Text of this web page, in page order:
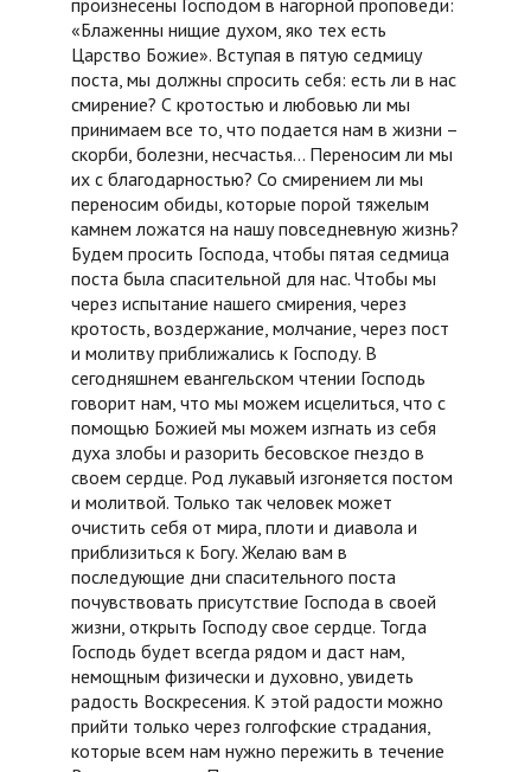
«Блаженны нищие духом, яко тех есть
Царство Божие». Вступая в пятую седмицу
поста, мы должны спросить себя: есть ли в нас
смирение? С кротостью и любовью ли мы
принимаем все то, что подается нам в жизни –
скорби, болезни, несчастья… Переносим ли мы
их с благодарностью? Со смирением ли мы
переносим обиды, которые порой тяжелым
камнем ложатся на нашу повседневную жизнь?
Будем просить Господа, чтобы пятая седмица
поста была спасительной для нас. Чтобы мы
через испытание нашего смирения, через
кротость, воздержание, молчание, через пост
и молитву приближались к Господу. В
сегодняшнем евангельском чтении Господь
говорит нам, что мы можем исцелиться, что с
помощью Божией мы можем изгнать из себя
духа злобы и разорить бесовское гнездо в
своем сердце. Род лукавый изгоняется постом
и молитвой. Только так человек может
очистить себя от мира, плоти и диавола и
приблизиться к Богу. Желаю вам в
последующие дни спасительного поста
почувствовать присутствие Господа в своей
жизни, открыть Господу свое сердце. Тогда
Господь будет всегда рядом и даст нам,
немощным физически и духовно, увидеть
радость Воскресения. К этой радости можно
прийти только через голгофские страдания,
которые всем нам нужно пережить в течение